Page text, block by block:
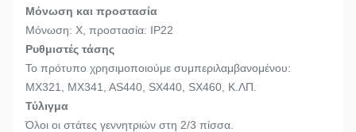
Μόνωση και προστασία
Μόνωση: Χ, προστασία: IP22
Ρυθμιστές τάσης
Το πρότυπο χρησιμοποιούμε συμπεριλαμβανομένου:
MX321, MX341, AS440, SX440, SX460, Κ.ΛΠ.
Τύλιγμα
Όλοι οι στάτες γεννητριών στη 2/3 πίσσα.